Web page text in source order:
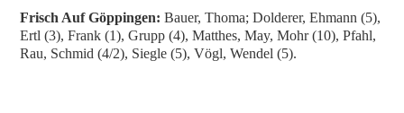
Frisch Auf Göppingen: Bauer, Thoma; Dolderer, Ehmann (5),
Ertl (3), Frank (1), Grupp (4), Matthes, May, Mohr (10), Pfahl,
Rau, Schmid (4/2), Siegle (5), Vögl, Wendel (5).